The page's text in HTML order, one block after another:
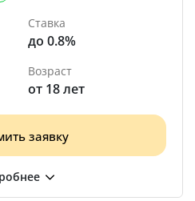
Ставка
до 0.8%
Возраст
от 18 лет
заявку